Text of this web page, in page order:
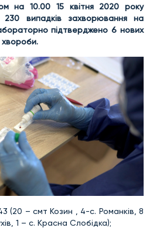
на 10.00 15 квітня 2020 року
230 випадків захворювання на
підтверджено 6 нових
хвороби.
(20 – смт Козин , 4-с. Романків, 8
1 – с. Красна Слобідка);